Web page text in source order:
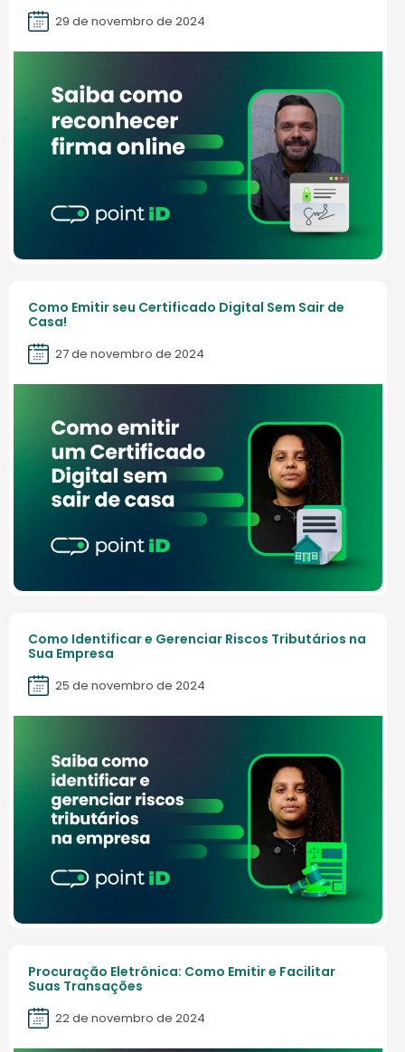
29 de novembro de 2024
Como Emitir seu Certificado Digital Sem Sair de
Casa!
27 de novembro de 2024
Como Identificar e Gerenciar Riscos Tributários na
Sua Empresa
25 de novembro de 2024
Procuração Eletrônica: Como Emitir e Facilitar
Suas Transações
22 de novembro de 2024